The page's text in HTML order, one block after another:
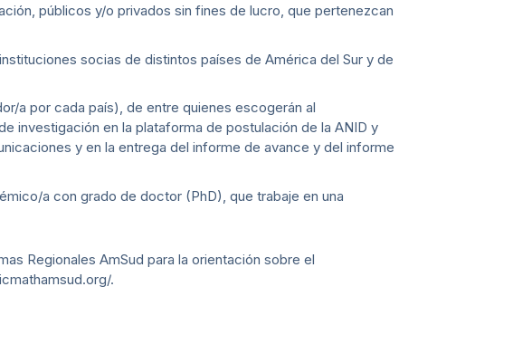
públicos y/o privados sin fines de lucro, que pertenezcan
socias de distintos países de América del Sur y de
a por cada país), de entre quienes escogerán al
investigación en la plataforma de postulación de la ANID y
y en la entrega del informe de avance y del informe
a con grado de doctor (PhD), que trabaje en una
Regionales AmSud para la orientación sobre el
.